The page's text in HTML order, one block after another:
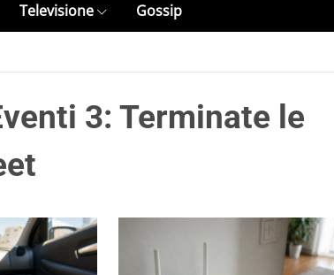
Televisione Gossip
3: Terminate le